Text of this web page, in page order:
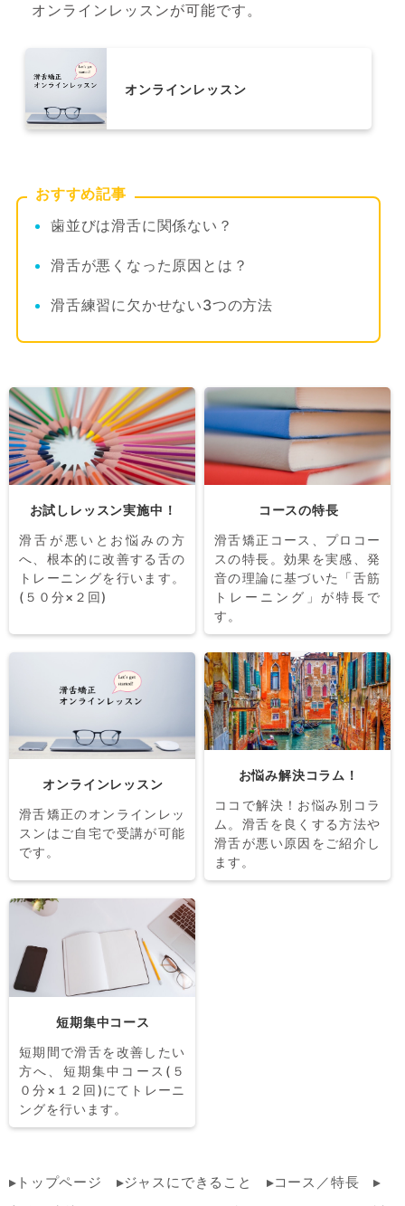
オンラインレッスンが可能です。
オンラインレッスン
おすすめ記事
歯並びは滑舌に関係ない？
滑舌が悪くなった原因とは？
滑舌練習に欠かせない3つの方法
お試しレッスン実施中！
滑舌が悪いとお悩みの方
へ、根本的に改善する舌の
トレーニングを行います。
(５０分×２回)
コースの特長
滑舌矯正コース、プロコー
スの特長。効果を実感、発
音の理論に基づいた「舌筋
トレーニング」が特長で
す。
オンラインレッスン
滑舌矯正のオンラインレッ
スンはご自宅で受講が可能
です。
お悩み解決コラム！
ココで解決！お悩み別コラ
ム。滑舌を良くする方法や
滑舌が悪い原因をご紹介し
ます。
短期集中コース
短期間で滑舌を改善したい
方へ、短期集中コース(５
０分×１２回)にてトレーニ
ングを行います。
トップページ ジャスにできること コース／特長